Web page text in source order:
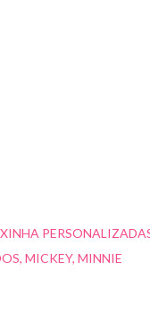
MICKEY MINNIE